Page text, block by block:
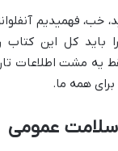
خب، فهمیدیم
باید کل این
یه مشت اطلاعات
برای همه ما.
عمومی